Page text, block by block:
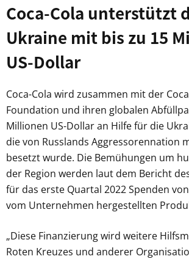
Coca-Cola unterstützt
Ukraine mit bis zu 15
US-Dollar
Coca-Cola wird zusammen mit der
Foundation und ihren globalen
Millionen US-Dollar an Hilfe für die
die von Russlands Aggressorennation
besetzt wurde. Die Bemühungen um
der Region werden laut dem Bericht
für das erste Quartal 2022 Spenden
vom Unternehmen hergestellten
„Diese Finanzierung wird weitere
Roten Kreuzes und anderer